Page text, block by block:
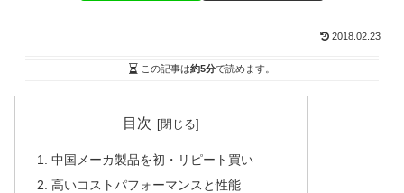
2018.02.23
この記事は約5分で読めます。
目次
中国メーカ製品を初・リピート買い
高いコストパフォーマンスと性能